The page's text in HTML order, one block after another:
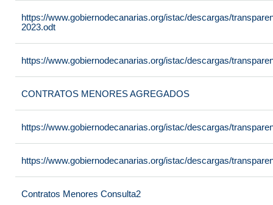
https://www.gobiernodecanarias.org/istac/descargas/
2023.odt
https://www.gobiernodecanarias.org/istac/descargas/
CONTRATOS MENORES AGREGADOS
https://www.gobiernodecanarias.org/istac/descargas/
https://www.gobiernodecanarias.org/istac/descargas/
Contratos Menores Consulta2